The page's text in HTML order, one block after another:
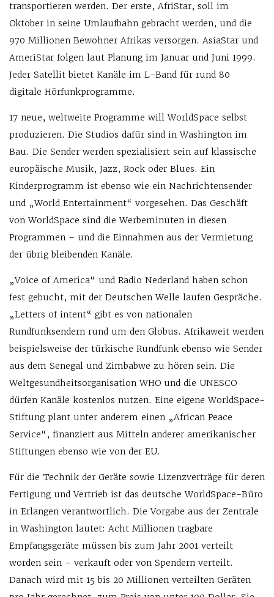
transportieren werden. Der erste, AfriStar, soll im
Oktober in seine Umlaufbahn gebracht werden, und die
970 Millionen Bewohner Afrikas versorgen. AsiaStar und
AmeriStar folgen laut Planung im Januar und Juni 1999.
Jeder Satellit bietet Kanäle im L-Band für rund 80
digitale Hörfunkprogramme.
17 neue, weltweite Programme will WorldSpace selbst
produzieren. Die Studios dafür sind in Washington im
Bau. Die Sender werden spezialisiert sein auf klassische
europäische Musik, Jazz, Rock oder Blues. Ein
Kinderprogramm ist ebenso wie ein Nachrichtensender
und „World Entertainment“ vorgesehen. Das Geschäft
von WorldSpace sind die Werbeminuten in diesen
Programmen – und die Einnahmen aus der Vermietung
der übrig bleibenden Kanäle.
„Voice of America“ und Radio Nederland haben schon
fest gebucht, mit der Deutschen Welle laufen Gespräche.
„Letters of intent“ gibt es von nationalen
Rundfunksendern rund um den Globus. Afrikaweit werden
beispielsweise der türkische Rundfunk ebenso wie Sender
aus dem Senegal und Zimbabwe zu hören sein. Die
Weltgesundheitsorganisation WHO und die UNESCO
dürfen Kanäle kostenlos nutzen. Eine eigene WorldSpace-
Stiftung plant unter anderem einen „African Peace
Service“, finanziert aus Mitteln anderer amerikanischer
Stiftungen ebenso wie von der EU.
Für die Technik der Geräte sowie Lizenzverträge für deren
Fertigung und Vertrieb ist das deutsche WorldSpace-Büro
in Erlangen verantwortlich. Die Vorgabe aus der Zentrale
in Washington lautet: Acht Millionen tragbare
Empfangsgeräte müssen bis zum Jahr 2001 verteilt
worden sein – verkauft oder von Spendern verteilt.
Danach wird mit 15 bis 20 Millionen verteilten Geräten